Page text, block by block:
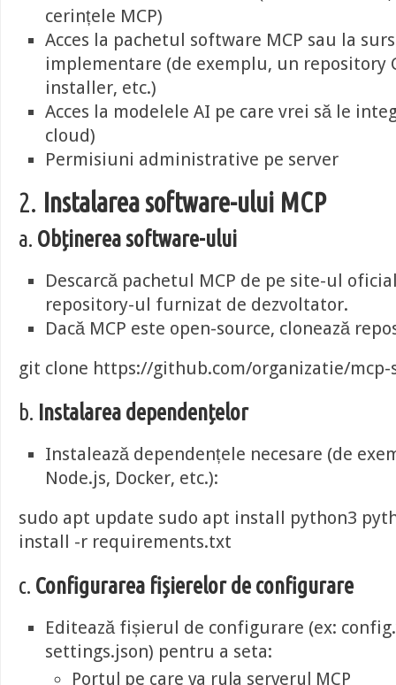
cerințele MCP)
Acces la pachetul software MCP sau la
implementare (de exemplu, un repository
installer, etc.)
Acces la modelele AI pe care vrei să le
cloud)
Permisiuni administrative pe server
2. Instalarea software-ului MCP
a. Obținerea software-ului
Descarcă pachetul MCP de pe site-ul
repository-ul furnizat de dezvoltator.
Dacă MCP este open-source, clonează
git clone https://github.com/organizatie/mcp-
b. Instalarea dependențelor
Instalează dependențele necesare (de
Node.js, Docker, etc.):
sudo apt update sudo apt install python3
install -r requirements.txt
c. Configurarea fișierelor de configurare
Editează fișierul de configurare (ex:
settings.json) pentru a seta:
Portul pe care va rula serverul MCP